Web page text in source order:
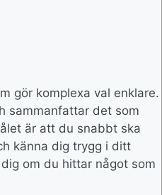
gör komplexa val enklare.
sammanfattar det som
är att du snabbt ska
känna dig trygg i ditt
om du hittar något som